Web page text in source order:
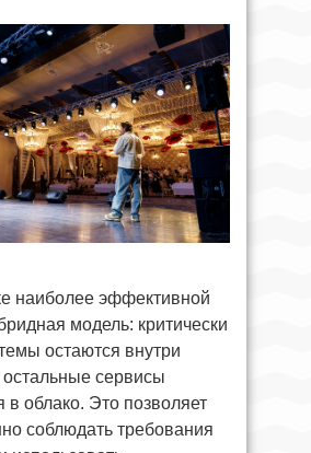
наиболее эффективной
модель: критически
остаются внутри
сервисы
в облако. Это позволяет
соблюдать требования